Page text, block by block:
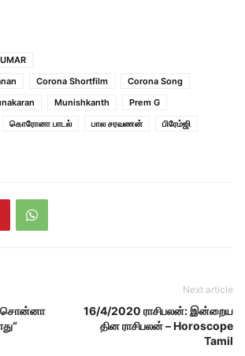
Corona Shortfilm
Corona Song
Munishkanth
Prem G
கொரோனா பாடல் பால சரவணன்
பிரேம்ஜி
சொன்னா
Next article
16/4/2020 ராசிபலன்: இன்றைய
தின ராசிபலன் – Horoscope
Tamil